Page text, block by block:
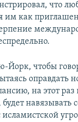
что
им как
Йорк, чтобы
оправдать
на этот
навязывать
исламистской